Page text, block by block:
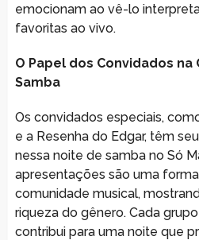
emocionam ao vê-lo
favoritas ao vivo.
O Papel dos Convidados
Samba
Os convidados especiais,
e a Resenha do Edgar, têm
nessa noite de samba no Só
apresentações são uma
comunidade musical,
riqueza do gênero. Cada
contribui para uma noite que